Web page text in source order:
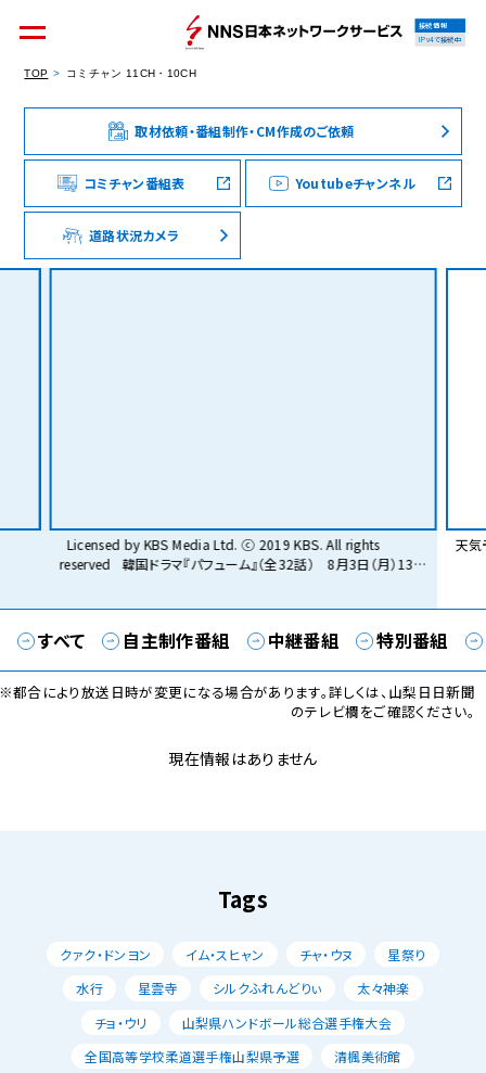
個人のお客様 集合住宅オーナーの方
法人のお客様 料金シミュレーション
接続情報
IPv4で接続中
TOP コミチャン 11CH・10CH
取材依頼・番組制作・CM作成のご依頼
コミチャン番組表 Youtubeチャンネル
道路状況カメラ
天気予報だけじゃない。だから面白い 山
すべて 自主制作番組 中継番組 特別番組
都合により放送日時が変更になる場合があります。詳しくは、山梨日日新聞
のテレビ欄をご確認ください。
現在情報はありません
Tags
クァク・ドンヨン イム・スヒャン チャ・ウヌ
星祭り
水行
星雲寺 シルクふれんどりぃ
太々神楽
チョ・ウリ
山梨県ハンドボール総合選手権大会
全国高等学校柔道選手権山梨県予選
清楓美術館